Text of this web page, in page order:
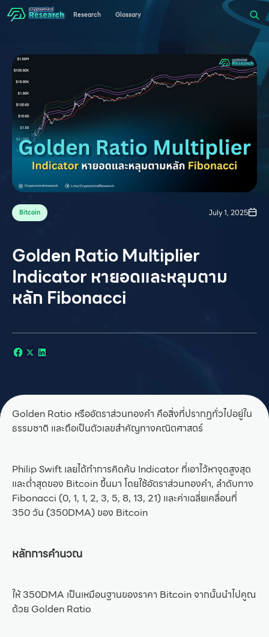
Research Glossary
Bitcoin July 1, 2025
Golden Ratio Multiplier
Indicator หายอดและหลุมตาม
หลัก Fibonacci
Golden Ratio หรืออัตราส่วนทองคำ คือสิ่งที่ปรากฏทั่วไปอยู่ใน
ธรรมชาติ และถือเป็นตัวเลขสำคัญทางคณิตศาสตร์
Philip Swift เลยได้ทำการคิดค้น Indicator ที่เอาไว้หาจุดสูงสุด
และต่ำสุดของ Bitcoin ขึ้นมา โดยใช้อัตราส่วนทองคำ, ลำดับทาง
Fibonacci (0, 1, 1, 2, 3, 5, 8, 13, 21) และค่าเฉลี่ยเคลื่อนที่
350 วัน (350DMA) ของ Bitcoin
หลักการคำนวณ
ให้ 350DMA เป็นเหมือนฐานของราคา Bitcoin จากนั้นนำไปคูณ
ด้วย Golden Ratio